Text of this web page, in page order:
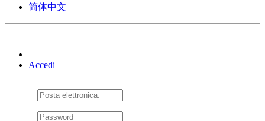
简体中文
Accedi